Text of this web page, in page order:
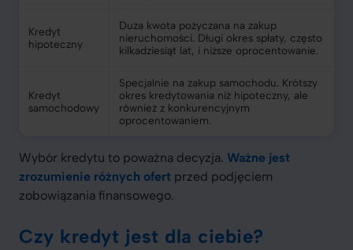
Kredyt
hipoteczny
Duża kwota pożyczana na zakup
nieruchomości. Długi okres spłaty, często
kilkadziesiąt lat, i niższe oprocentowanie.
Kredyt
samochodowy
Specjalnie na zakup samochodu. Krótszy
okres kredytowania niż hipoteczny, ale
również z konkurencyjnym
oprocentowaniem.
Wybór kredytu to poważna decyzja. Ważne jest
zrozumienie różnych ofert przed podjęciem
zobowiązania finansowego.
Czy kredyt jest dla ciebie?